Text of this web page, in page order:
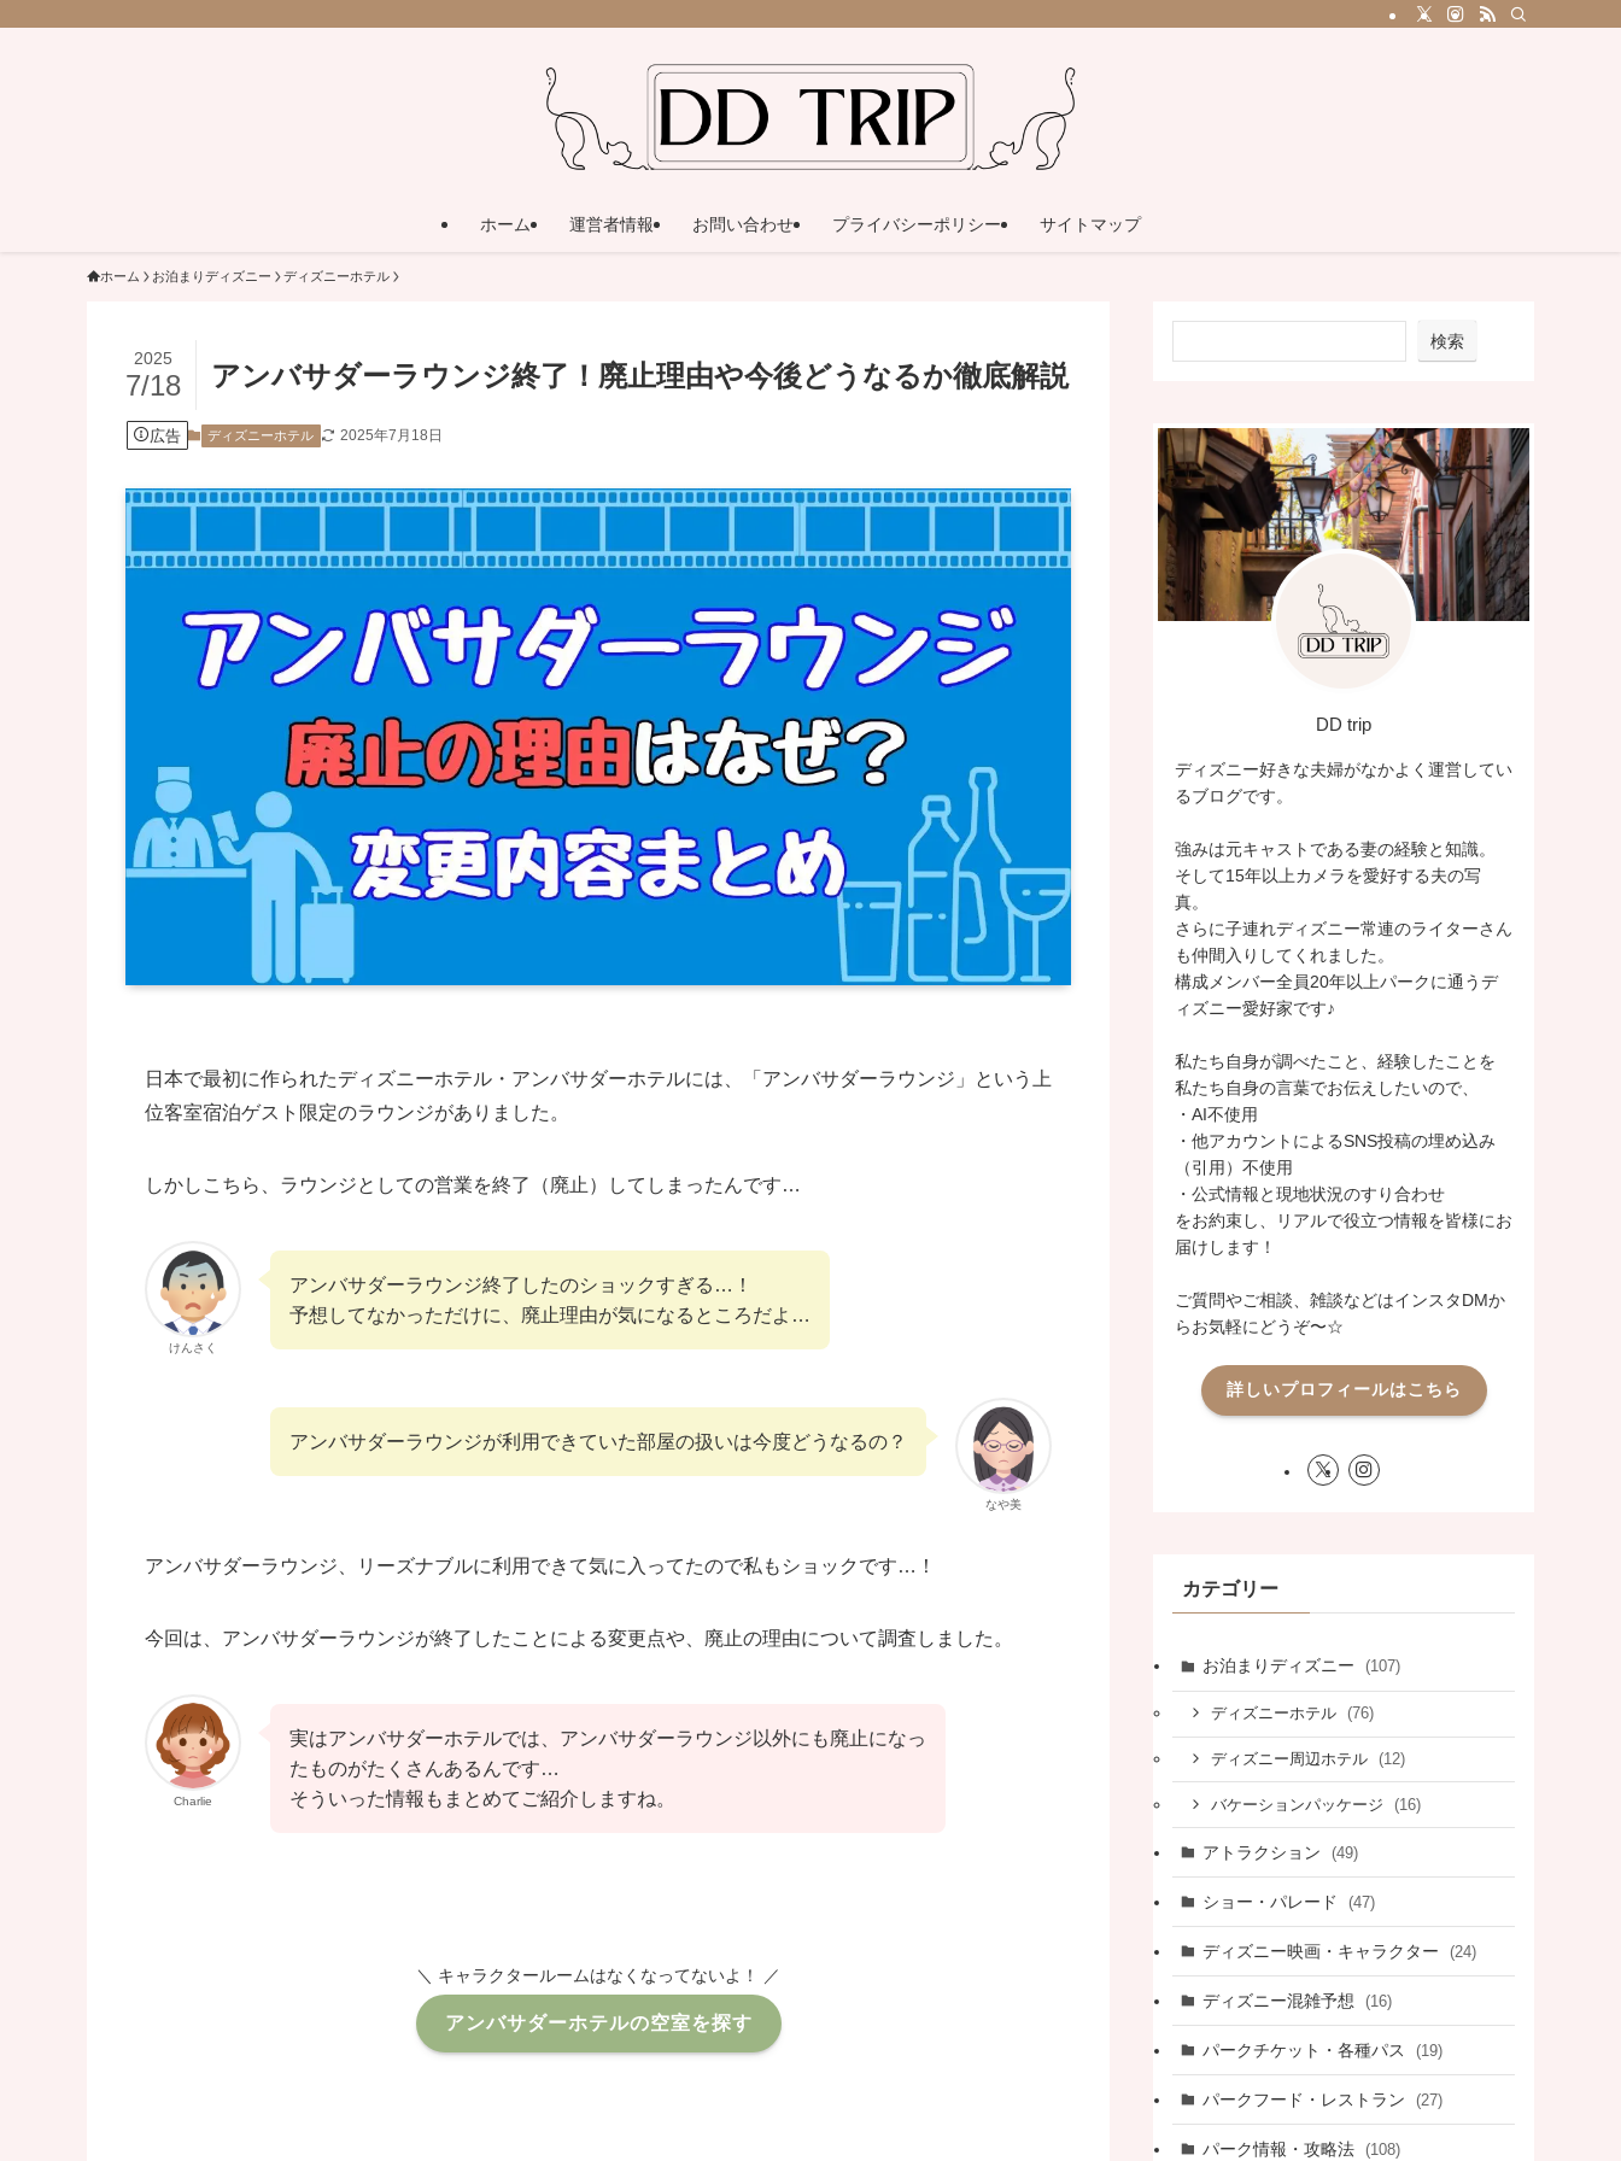
ホーム 運営者情報 お問い合わせ プライバシーポリシー サイトマップ
ホーム お泊まりディズニー ディズニーホテル
アンバサダーラウンジ終了！廃止理由や今後どうなるか徹底解説
2025
7/18
広告 ディズニーホテル 2025年7月18日
日本で最初に作られたディズニーホテル・アンバサダーホテルには、「アンバサダーラウンジ」という上
位客室宿泊ゲスト限定のラウンジがありました。
しかしこちら、ラウンジとしての営業を終了（廃止）してしまったんです…
けんさく
アンバサダーラウンジ終了したのショックすぎる…！
予想してなかっただけに、廃止理由が気になるところだよ…
なや美
アンバサダーラウンジが利用できていた部屋の扱いは今度どうなるの？
アンバサダーラウンジ、リーズナブルに利用できて気に入ってたので私もショックです…！
今回は、アンバサダーラウンジが終了したことによる変更点や、廃止の理由について調査しました。
Charlie
実はアンバサダーホテルでは、アンバサダーラウンジ以外にも廃止になっ
たものがたくさんあるんです…
そういった情報もまとめてご紹介しますね。
＼ キャラクタールームはなくなってないよ！ ／
アンバサダーホテルの空室を探す
検索
DD trip
ディズニー好きな夫婦がなかよく運営してい
るブログです。
強みは元キャストである妻の経験と知識。
そして15年以上カメラを愛好する夫の写
真。
さらに子連れディズニー常連のライターさん
も仲間入りしてくれました。
構成メンバー全員20年以上パークに通うデ
ィズニー愛好家です♪
私たち自身が調べたこと、経験したことを
私たち自身の言葉でお伝えしたいので、
・AI不使用
・他アカウントによるSNS投稿の埋め込み
（引用）不使用
・公式情報と現地状況のすり合わせ
をお約束し、リアルで役立つ情報を皆様にお
届けします！
ご質問やご相談、雑談などはインスタDMか
らお気軽にどうぞ〜☆
詳しいプロフィールはこちら
カテゴリー
お泊まりディズニー (107)
ディズニーホテル (76)
ディズニー周辺ホテル (12)
バケーションパッケージ (16)
アトラクション (49)
ショー・パレード (47)
ディズニー映画・キャラクター (24)
ディズニー混雑予想 (16)
パークチケット・各種パス (19)
パークフード・レストラン (27)
パーク情報・攻略法 (108)